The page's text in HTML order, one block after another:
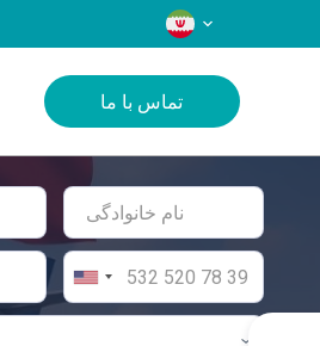
زبان‌ها
تماس با ما